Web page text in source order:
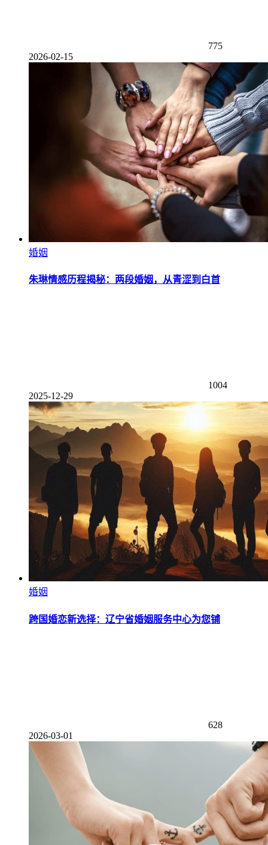
775
2026-02-15
婚姻
朱琳情感历程揭秘：两段婚姻，从青涩到白首
1004
2025-12-29
婚姻
跨国婚恋新选择：辽宁省婚姻服务中心为您铺
628
2026-03-01